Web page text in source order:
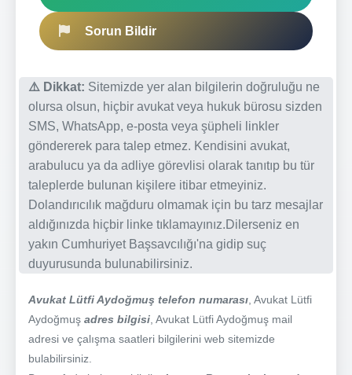
Sorun Bildir
⚠️ Dikkat: Sitemizde yer alan bilgilerin doğruluğu ne
olursa olsun, hiçbir avukat veya hukuk bürosu sizden
SMS, WhatsApp, e-posta veya şüpheli linkler
göndererek para talep etmez. Kendisini avukat,
arabulucu ya da adliye görevlisi olarak tanıtıp bu tür
taleplerde bulunan kişilere itibar etmeyiniz.
Dolandırıcılık mağduru olmamak için bu tarz mesajlar
aldığınızda hiçbir linke tıklamayınız.Dilerseniz en
yakın Cumhuriyet Başsavcılığı'na gidip suç
duyurusunda bulunabilirsiniz.
Avukat Lütfi Aydoğmuş telefon numarası , Avukat Lütfi
Aydoğmuş adres bilgisi , Avukat Lütfi Aydoğmuş mail
adresi ve çalışma saatleri bilgilerini web sitemizde
bulabilirsiniz.